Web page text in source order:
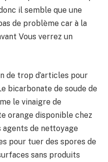
il semble que une
de problème car à la
Vous verrez un
de trop d’articles pour
bicarbonate de soude de
le vinaigre de
orange disponible chez
agents de nettoyage
pour tuer des spores de
sans produits